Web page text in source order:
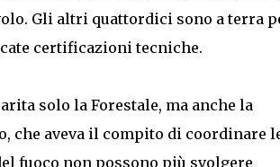
Gli altri quattordici sono a terra
certificazioni tecniche.
solo la Forestale, ma anche la
che aveva il compito di coordinare
fuoco non possono più svolgere